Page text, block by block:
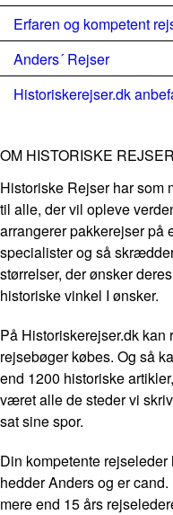
Erfaren og kompetent
Anders´ Rejser
Historiskerejser.dk
OM HISTORISKE REJSER
Historiske Rejser har som
til alle, der vil opleve
arrangerer pakkerejser på
specialister og så
størrelser, der ønsker
historiske vinkel I ønsker.
På Historiskerejser.dk
rejsebøger købes. Og så
end 1200 historiske
været alle de steder vi
sat sine spor.
Din kompetente
hedder Anders og er
mere end 15 års